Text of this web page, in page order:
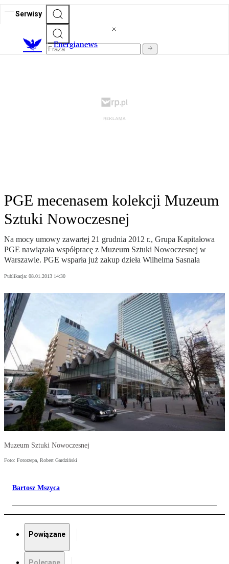
Serwisy
Energianews
PGE mecenasem kolekcji Muzeum
Sztuki Nowoczesnej
Na mocy umowy zawartej 21 grudnia 2012 r., Grupa Kapitałowa
PGE nawiązała współpracę z Muzeum Sztuki Nowoczesnej w
Warszawie. PGE wsparła już zakup dzieła Wilhelma Sasnala
Publikacja: 08.01.2013 14:30
Muzeum Sztuki Nowoczesnej
Foto: Fotorzepa, Robert Gardziński
Bartosz Mszyca
Powiązane